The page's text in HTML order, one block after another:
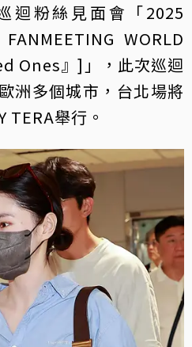
迴粉絲見面會「2025
WORLD
Ones』]」，此次巡迴
洲多個城市，台北場將
TERA舉行。